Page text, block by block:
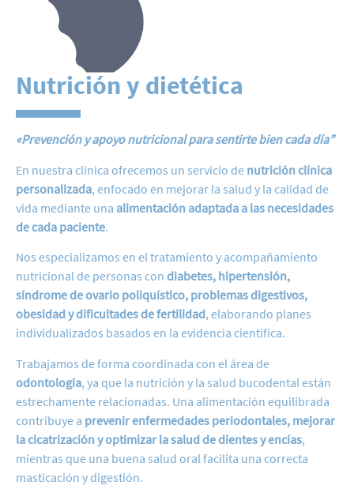
Nutrición y dietética
«Prevención y apoyo nutricional para sentirte bien cada día”
En nuestra clínica ofrecemos un servicio de nutrición clínica
personalizada, enfocado en mejorar la salud y la calidad de
vida mediante una alimentación adaptada a las necesidades
de cada paciente.
Nos especializamos en el tratamiento y acompañamiento
nutricional de personas con diabetes, hipertensión,
síndrome de ovario poliquístico, problemas digestivos,
obesidad y dificultades de fertilidad, elaborando planes
individualizados basados en la evidencia científica.
Trabajamos de forma coordinada con el área de
odontología, ya que la nutrición y la salud bucodental están
estrechamente relacionadas. Una alimentación equilibrada
contribuye a prevenir enfermedades periodontales, mejorar
la cicatrización y optimizar la salud de dientes y encías,
mientras que una buena salud oral facilita una correcta
masticación y digestión.